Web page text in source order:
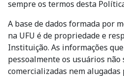
sempre os termos desta
A base de dados formada por
na UFU é de propriedade e
Instituição. As informações
pessoalmente os usuários não
comercializadas nem